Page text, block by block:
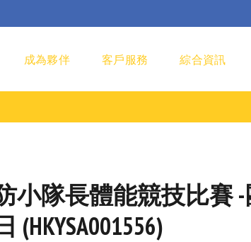
成為夥伴 客戶服務 綜合資訊
小隊長體能競技比賽
(HKYSA001556)